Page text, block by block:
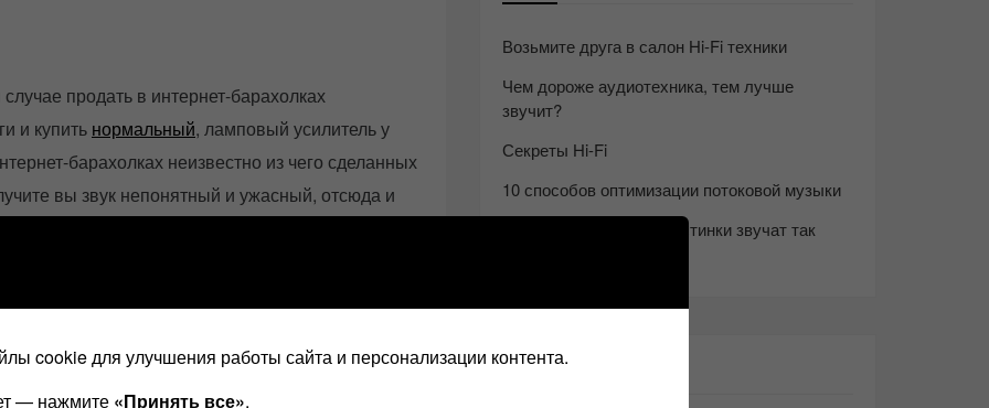
продать в интернет-барахолках
и купить нормальный, ламповый усилитель у
барахолках неизвестно из чего сделанных
вы звук непонятный и ужасный, отсюда и
мол звук
что?
радиаторыи отличный корпус для
Возьмите друга в салон Hi-Fi техники
Чем дороже аудиотехника, тем лучше
звучит?
Секреты Hi-Fi
10 способов оптимизации потоковой музыки
Почему виниловые пластинки звучат так
ЭТО ИНТЕРЕСНО:
cookie для улучшения работы сайта и персонализации контента.
— нажмите «Принять все».